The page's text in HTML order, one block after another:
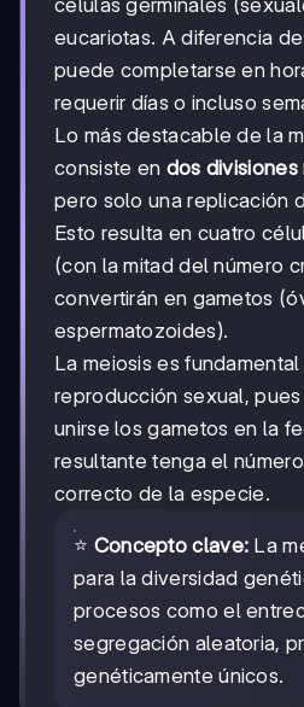
eucariotas. A diferencia
puede completarse en
requerir días o incluso
Lo más destacable de la
consiste en dos
pero solo una replicación
Esto resulta en cuatro
(con la mitad del número
convertirán en gametos
espermatozoides).
La meiosis es
reproducción sexual,
unirse los gametos en la
resultante tenga el
correcto de la especie.
⭐ Concepto clave: La
para la diversidad
procesos como el
segregación aleatoria,
genéticamente únicos.